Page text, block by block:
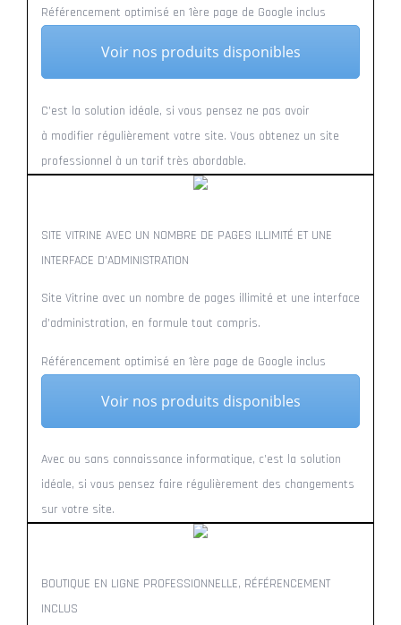
Référencement optimisé en 1ère page de Google inclus
Voir nos produits disponibles
C’est la solution idéale, si vous pensez ne pas avoir
à modifier régulièrement votre site. Vous obtenez un site
professionnel à un tarif très abordable.
SITE VITRINE AVEC UN NOMBRE DE PAGES ILLIMITÉ ET UNE
INTERFACE D’ADMINISTRATION
Site Vitrine avec un nombre de pages illimité et une interface
d’administration, en formule tout compris.
Référencement optimisé en 1ère page de Google inclus
Voir nos produits disponibles
Avec ou sans connaissance informatique, c’est la solution
idéale, si vous pensez faire régulièrement des changements
sur votre site.
BOUTIQUE EN LIGNE PROFESSIONNELLE, RÉFÉRENCEMENT
INCLUS